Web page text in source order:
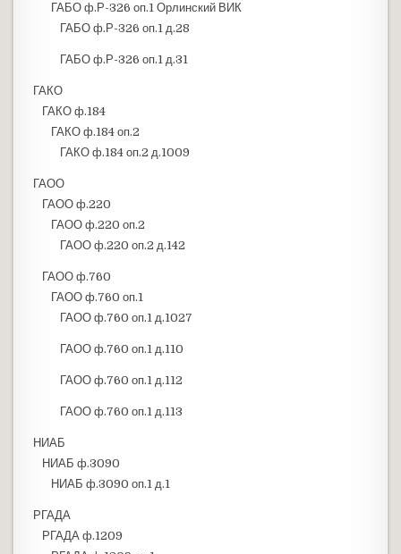
ГАБО ф.Р-326 оп.1 Орлинский ВИК
ГАБО ф.Р-326 оп.1 д.28
ГАБО ф.Р-326 оп.1 д.31
ГАКО
ГАКО ф.184
ГАКО ф.184 оп.2
ГАКО ф.184 оп.2 д.1009
ГАОО
ГАОО ф.220
ГАОО ф.220 оп.2
ГАОО ф.220 оп.2 д.142
ГАОО ф.760
ГАОО ф.760 оп.1
ГАОО ф.760 оп.1 д.1027
ГАОО ф.760 оп.1 д.110
ГАОО ф.760 оп.1 д.112
ГАОО ф.760 оп.1 д.113
НИАБ
НИАБ ф.3090
НИАБ ф.3090 оп.1 д.1
РГАДА
РГАДА ф.1209